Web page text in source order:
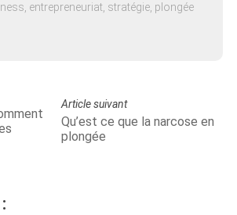
entrepreneuriat, stratégie, plongée
Article suivant
Qu’est ce que la narcose en
plongée